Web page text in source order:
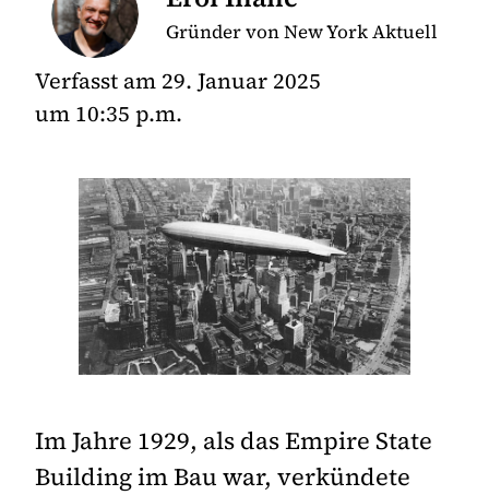
Gründer von New York Aktuell
Verfasst am 29. Januar 2025
um 10:35 p.m.
Im Jahre 1929, als das Empire State
Building im Bau war, verkündete